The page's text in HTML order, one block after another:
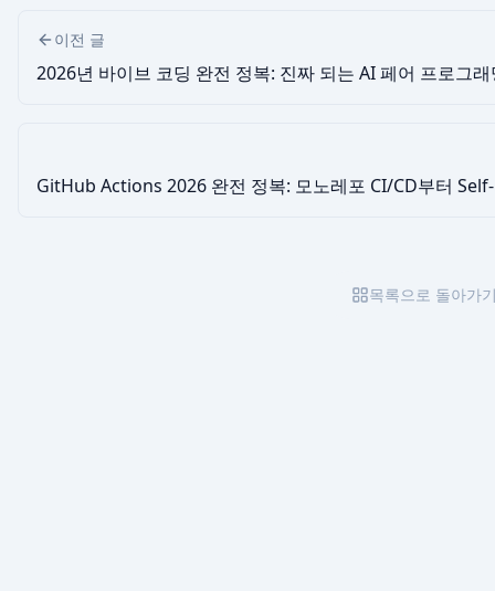
이전 글
2026년 바이브 코딩 완전 정복: 진짜 되는 AI 페어 프로그
GitHub Actions 2026 완전 정복: 모노레포 CI/CD부터
목록으로 돌아가